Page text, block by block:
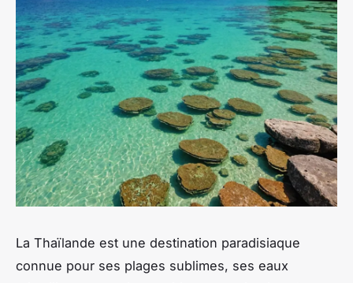
La Thaïlande est une destination paradisiaque
connue pour ses plages sublimes, ses eaux